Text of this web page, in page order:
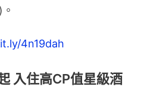
4n19dah
入住高CP值星級酒